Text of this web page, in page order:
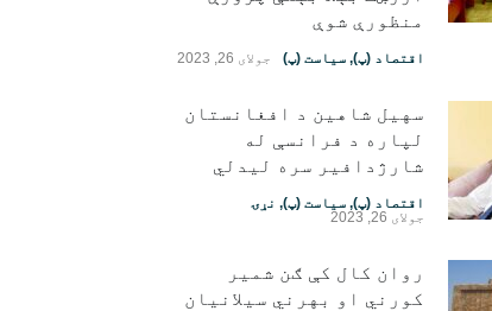
منظورې شوې
اقتصاد (پ), سیاست (پ) جولای 26, 2023
سهیل شاهین د افغانستان
لپاره د فرانسې له
شارژدافیر سره لیدلي
اقتصاد (پ), سیاست (پ), نړۍ
جولای 26, 2023
روان کال کې ګن شمیر
کورني او بهرني سیلانیان